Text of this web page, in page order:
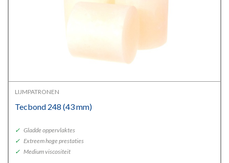
LIJMPATRONEN
Tecbond 248 (43 mm)
✓ Gladde oppervlaktes
✓ Extreem hoge prestaties
✓ Medium viscositeit